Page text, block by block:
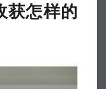
获怎样的